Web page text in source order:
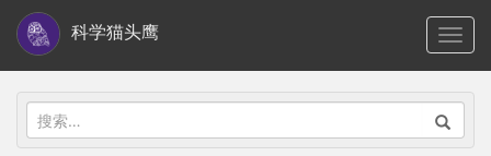
i
科学猫头鹰
搜
索：